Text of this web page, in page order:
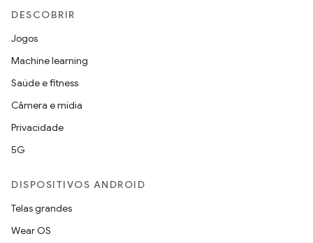
DESCOBRIR
Jogos
Machine learning
Saúde e fitness
Câmera e mídia
Privacidade
5G
DISPOSITIVOS ANDROID
Telas grandes
Wear OS